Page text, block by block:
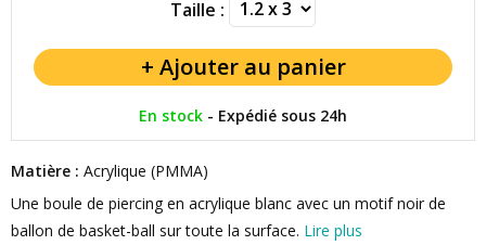
Taille :
En stock - Expédié sous 24h
Matière : Acrylique (PMMA)
Une boule de piercing en acrylique blanc avec un motif noir de
ballon de basket-ball sur toute la surface. Lire plus